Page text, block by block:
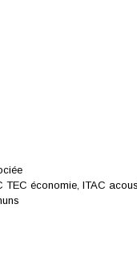
économie, ITAC